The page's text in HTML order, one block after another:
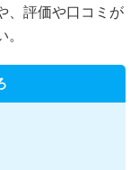
、評価や口コミが